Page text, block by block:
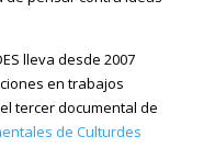
lleva desde 2007
en trabajos
tercer documental de
de Culturdes